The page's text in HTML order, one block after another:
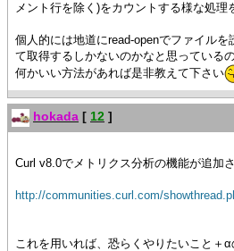
メント行を除く)をカウントする様な処理
個人的には地道にread-openでファイルを
て取得するしかないのかなと思っているの
何かいい方法があれば是非教えて下さい
hokada [ 12 ]
Curl v8.0でメトリクス分析の機能が追加さ
http://communities.curl.com/
これを用いれば、恐らくやりたいこと＋α